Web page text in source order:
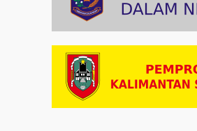
Ini Teks Lengkap Doa
Artikel
Paduan Suara yang
Indonesia